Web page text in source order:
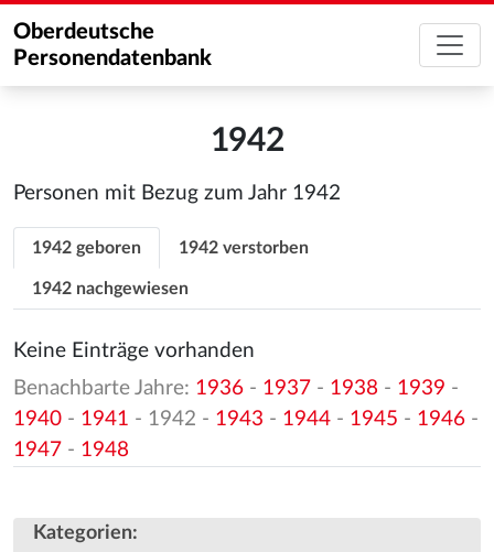
Oberdeutsche
Personendatenbank
1942
Personen mit Bezug zum Jahr 1942
1942 geboren 1942 verstorben
1942 nachgewiesen
Keine Einträge vorhanden
Benachbarte Jahre: 1936 - 1937 - 1938 - 1939 -
1940 - 1941 - 1942 - 1943 - 1944 - 1945 - 1946 -
1947 - 1948
Kategorien: